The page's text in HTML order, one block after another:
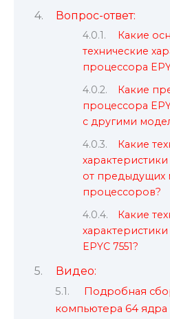
Вопрос-ответ:
Какие
технические
процессора
Какие
процессора
с другими
Какие
характеристики
от предыдущих
процессоров?
Какие
EPYC 7551?
Видео:
Подробная
компьютера 64 ядра